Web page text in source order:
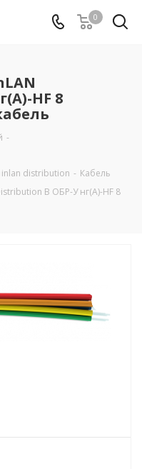
0
HF 8
-
inlan distribution - Кабель
B ОБР-У нг(А)-HF 8